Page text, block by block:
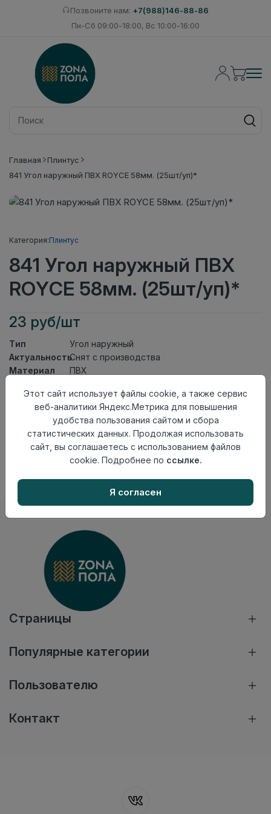
Позвоните нам: +7(988)146-88-86
Пн-Сб 09:00-18:00, Вс 10:00-16:00
Главная
Плинтус
841 Угол наружный ПВХ ROYCE 58мм. (25шт/уп)*
Категория:Плинтус
841 Угол наружный ПВХ
ROYCE 58мм. (25шт/уп)*
23 руб/шт
Тип
Угол наружный
АктуальностьСнят с производства
Материал
ПВХ
Осталось228 шт
Добавить в корзину
Внимание! Внешний вид товара может отличаться от
представленного на настоящем сайте. Проверяйте
наличие необходимых характеристик и комплектации
Страницы
Популярные категории
Пользователю
Контакт
Этот сайт использует файлы cookie, а также сервис
веб-аналитики Яндекс.Метрика для повышения
удобства пользования сайтом и сбора
статистических данных. Продолжая использовать
сайт, вы соглашаетесь с использованием файлов
cookie. Подробнее по ссылке.
Я согласен